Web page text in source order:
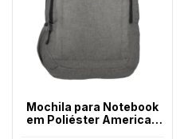
Mochila para Notebook
em Poliéster American